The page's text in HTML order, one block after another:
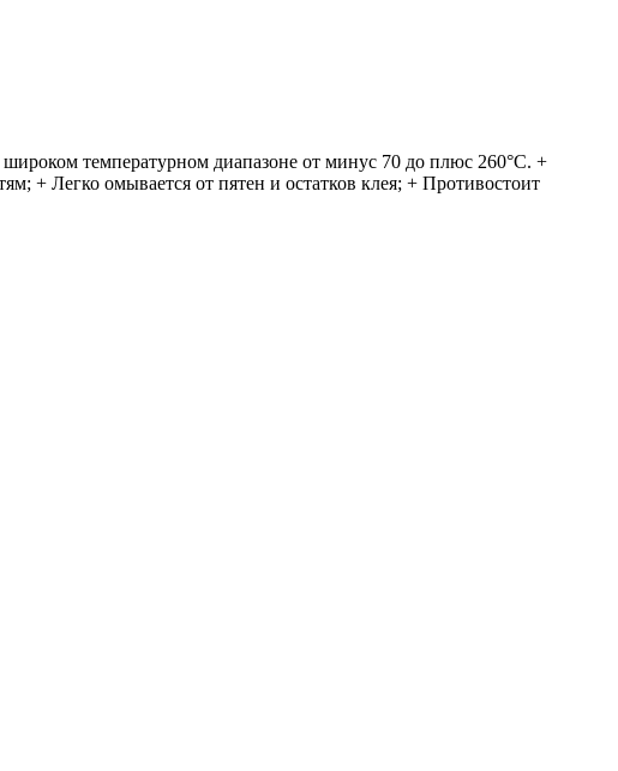
температурном диапазоне от минус 70 до плюс 260°C. +
+ Легко омывается от пятен и остатков клея; + Противостоит